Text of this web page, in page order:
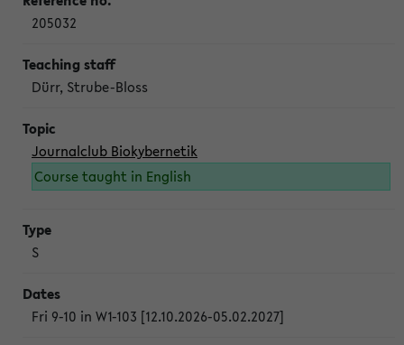
205032
Dürr, Strube-Bloss
Journalclub Biokybernetik
Course taught in English
S
Fri 9-10 in W1-103 [12.10.2026-05.02.2027]